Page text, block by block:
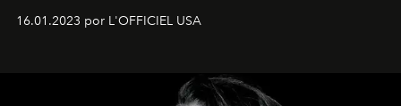
16.01.2023 por L'OFFICIEL USA